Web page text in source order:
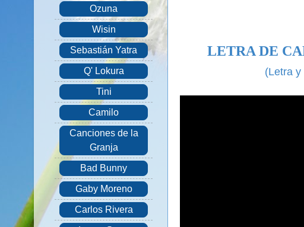
LETRA DE
(Letra y
Ozuna
Wisin
Sebastián Yatra
Q' Lokura
Tini
Camilo
Canciones de la
Granja
Bad Bunny
Gaby Moreno
Carlos Rivera